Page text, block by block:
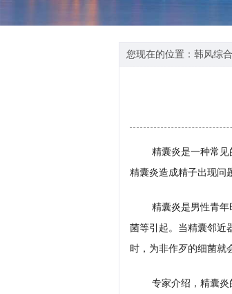
您现在的位置： 韩风综
精囊炎是一种常
精囊炎造成精子出现问
精囊炎是男性青
菌等引起。当精囊邻近
时，为非作歹的细菌就
专家介绍，精囊炎